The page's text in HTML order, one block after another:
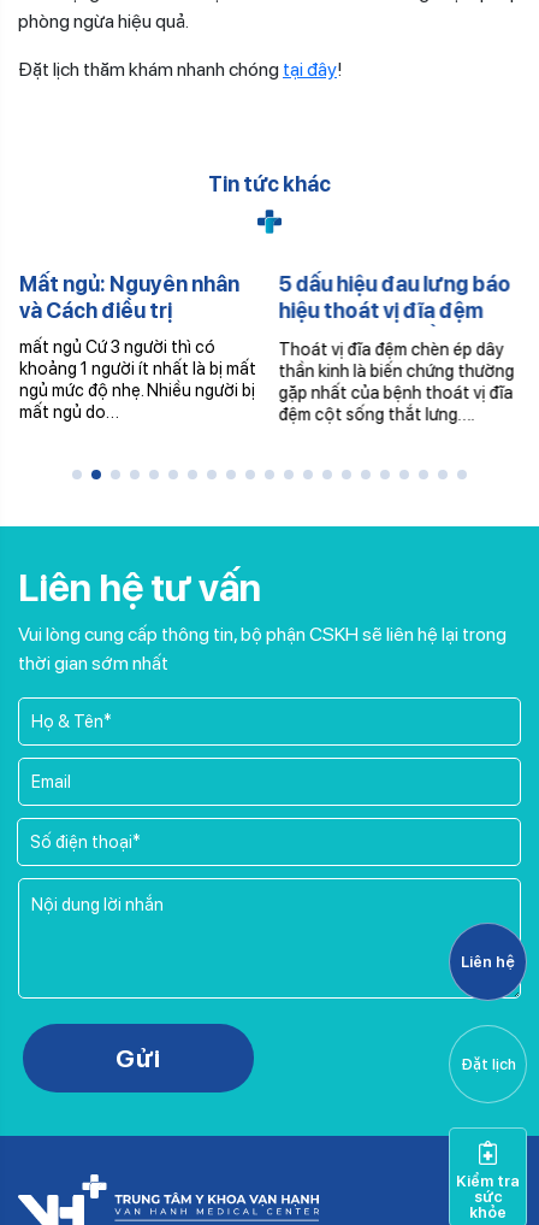
phòng ngừa hiệu quả.
Đặt lịch thăm khám nhanh chóng tại đây!
Tin tức khác
Mất ngủ: Nguyên nhân
và Cách điều trị
mất ngủ Cứ 3 người thì có
khoảng 1 người ít nhất là bị mất
ngủ mức độ nhẹ. Nhiều người bị
mất ngủ do…
5 dấu hiệu đau lưng báo
hiệu thoát vị đĩa đệm
chèn ép dây thần kinh
Thoát vị đĩa đệm chèn ép dây
thần kinh là biến chứng thường
gặp nhất của bệnh thoát vị đĩa
đệm cột sống thắt lưng….
Liên hệ tư vấn
Vui lòng cung cấp thông tin, bộ phận CSKH sẽ liên hệ lại trong
thời gian sớm nhất
Please leave this field empty.
Gửi
Liên hệ
Đặt lịch
Kiểm tra
sức
khỏe